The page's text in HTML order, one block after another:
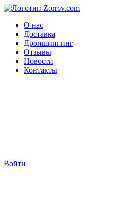
О нас
Доставка
Дропшиппинг
Отзывы
Новости
Контакты
Войти